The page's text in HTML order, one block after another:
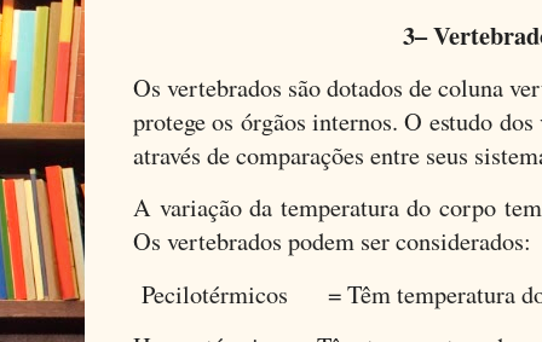
3–
Os vertebrados são dotados de coluna
protege os órgãos internos. O estudo
através de comparações entre seus
A variação da temperatura do corpo
Os vertebrados podem ser considerados:
Pecilotérmicos = Têm temperatura